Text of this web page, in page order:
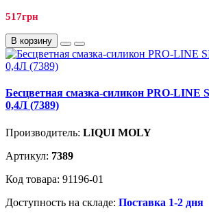
517грн
В корзину
Бесцветная смазка-силикон PRO-LINE
0,4Л (7389)
Производитель: LIQUI MOLY
Артикул: 7389
Код товара: 91196-01
Доступность на складе: Поставка 1-2 дня